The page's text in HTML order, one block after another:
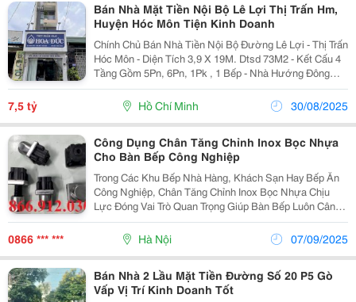
Bán Nhà Mặt Tiền Nội Bộ Lê Lợi Thị Trấn Hm,
Huyện Hóc Môn Tiện Kinh Doanh
Chính Chủ Bán Nhà Tiền Nội Bộ Đường Lê Lợi - Thị Trấn
Hóc Môn - Diện Tích 3,9 X 19M. Dtsd 73M2 - Kết Cấu 4
Tầng Gồm 5Pn, 6Pn, 1Pk , 1 Bếp - Nhà Hướng Đông
Nam - Nhà Ở Thoáng Mát. Đang Kinh Doanh Tốt, Thích
Hợp Làm Ăn Lâu Dài. Khu An Ninh ,...
7,5 tỷ Hồ Chí Minh 30/08/2025
Công Dụng Chân Tăng Chỉnh Inox Bọc Nhựa
Cho Bàn Bếp Công Nghiệp
Trong Các Khu Bếp Nhà Hàng, Khách Sạn Hay Bếp Ăn
Công Nghiệp, Chân Tăng Chỉnh Inox Bọc Nhựa Chịu
Lực Đóng Vai Trò Quan Trọng Giúp Bàn Bếp Luôn Cân
Bằng, Chắc Chắn. Nhờ Thiết Kế Bọc Nhựa, Sản Phẩm
Có Khả Năng Chống Trượt , Đảm Bảo An Toàn Trong
0866 *** *** Hà Nội 07/09/2025
Bán Nhà 2 Lầu Mặt Tiền Đường Số 20 P5 Gò
Vấp Vị Trí Kinh Doanh Tốt